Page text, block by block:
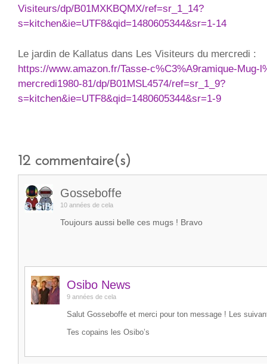
Visiteurs/dp/B01MXKBQMX/ref=sr_1_14?
s=kitchen&ie=UTF8&qid=1480605344&sr=1-14
Le jardin de Kallatus dans Les Visiteurs du mercredi :
https://www.amazon.fr/Tasse-c%C3%A9ramique-Mug-
mercredi1980-81/dp/B01MSL4574/ref=sr_1_9?
s=kitchen&ie=UTF8&qid=1480605344&sr=1-9
12 commentaire(s)
Gosseboffe
10 années de cela
Toujours aussi belle ces mugs ! Bravo
Osibo News
9 années de cela
Salut Gosseboffe et merci pour ton message ! Les
Tes copains les Osibo’s